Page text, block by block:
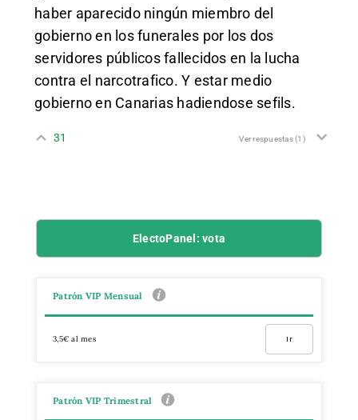
haber aparecido ningún miembro del
gobierno en los funerales por los dos
servidores públicos fallecidos en la lucha
contra el narcotrafico. Y estar medio
gobierno en Canarias hadiendose sefils.
31 Ver respuestas(1)
ElectoPanel: vota
Patrón VIP Mensual
3,5€ al mes Ir
Patrón VIP Trimestral